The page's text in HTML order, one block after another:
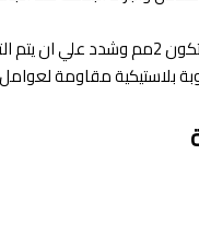
عند البدأ تحدد فواصل تفتيح